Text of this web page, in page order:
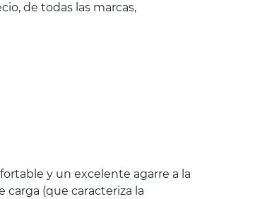
de todas las marcas,
y un excelente agarre a la
(que caracteriza la